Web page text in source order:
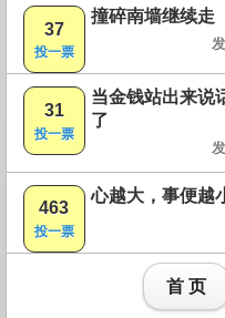
37
投一票
撞碎南墙继续走
31
投一票
当金钱站出来说
了
463
投一票
心越大，事便越
首 页